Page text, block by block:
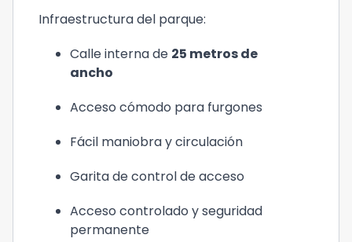
Infraestructura del parque:
Calle interna de 25 metros de
ancho
Acceso cómodo para furgones
Fácil maniobra y circulación
Garita de control de acceso
Acceso controlado y seguridad
permanente